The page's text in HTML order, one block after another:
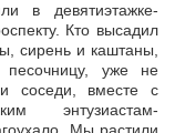
в девятиэтажке-
Кто высадил
сирень и каштаны,
песочницу, уже не
соседи, вместе с
энтузиастам-